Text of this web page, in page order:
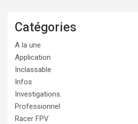
Catégories
A la une
Application
Inclassable
Infos
Investigations.
Professionnel
Racer FPV